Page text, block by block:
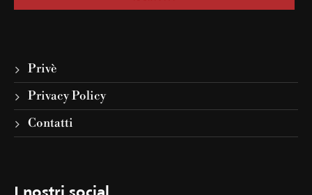
Privè
Privacy Policy
Contatti